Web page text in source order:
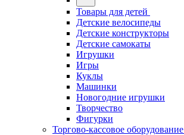
Товары для детей
Детские велосипеды
Детские конструкторы
Детские самокаты
Игрушки
Игры
Куклы
Машинки
Новогодние игрушки
Творчество
Фигурки
Торгово-кассовое оборудование